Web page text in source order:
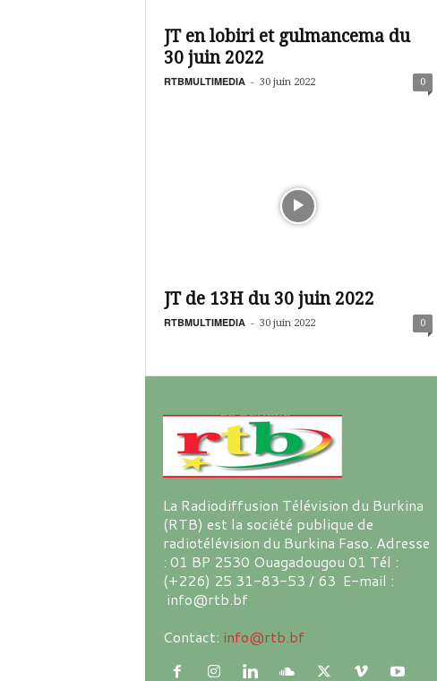
JT en lobiri et gulmancema du
30 juin 2022
RTBMULTIMEDIA - 30 juin 2022 0
JT de 13H du 30 juin 2022
RTBMULTIMEDIA - 30 juin 2022 0
La Radiodiffusion Télévision du Burkina
(RTB) est la société publique de
radiotélévision du Burkina Faso. Adresse
: 01 BP 2530 Ouagadougou 01 Tél :
(+226) 25 31-83-53 / 63 E-mail :
info@rtb.bf
Contact: info@rtb.bf